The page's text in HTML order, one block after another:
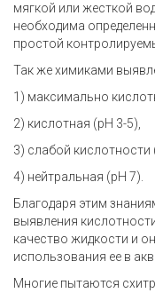
мягкой или жесткой
необходима
простой
Так же химиками
1) максимально
2) кислотная (pH 3-5),
3) слабой кислотности
4) нейтральная (pH 7).
Благодаря этим
выявления
качество жидкости и
использования ее в
Многие пытаются